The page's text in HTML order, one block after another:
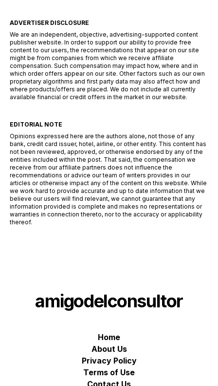
ADVERTISER DISCLOSURE
We are an independent, objective, advertising-supported content
publisher website. In order to support our ability to provide free
content to our users, the recommendations that appear on our site
might be from companies from which we receive affiliate
compensation. Such compensation may impact how, where and in
which order offers appear on our site. Other factors such as our own
proprietary algorithms and first party data may also affect how and
where products/offers are placed. We do not include all currently
available financial or credit offers in the market in our website.
EDITORIAL NOTE
Opinions expressed here are the authors alone, not those of any
bank, credit card issuer, hotel, airline, or other entity. This content has
not been reviewed, approved, or otherwise endorsed by any of the
entities included within the post. That said, the compensation we
receive from our affiliate partners does not influence the
recommendations or advice our team of writers provides in our
articles or otherwise impact any of the content on this website. While
we work hard to provide accurate and up to date information that we
believe our users will find relevant, we cannot guarantee that any
information provided is complete and makes no representations or
warranties in connection thereto, nor to the accuracy or applicability
thereof.
amigodelconsultor
Home
About Us
Privacy Policy
Terms of Use